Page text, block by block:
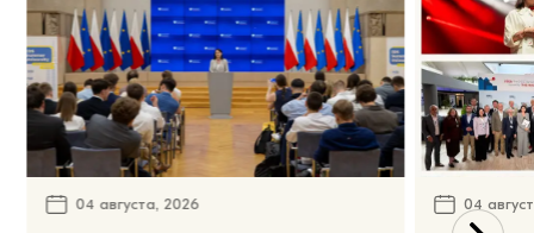
04 августа, 2026 04